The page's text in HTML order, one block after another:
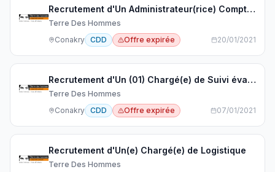
Recrutement d'Un Administrateur(rice) Comptable
Terre Des Hommes
Conakry CDD Offre expirée 20/01/2021
Recrutement d'Un (01) Chargé(e) de Suivi évaluation
Terre Des Hommes
Conakry CDD Offre expirée 07/01/2021
Recrutement d'Un(e) Chargé(e) de Logistique
Terre Des Hommes